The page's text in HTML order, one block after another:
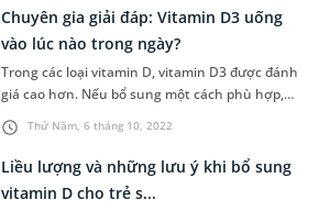
tăng cường sức đề kháng cho cơ thể. Để tìm
hiểu kỹ hơn vitamin D có tác dụng gì,
MEDLATEC sẽ cung cấp cho bạn thông ti...
Thứ Năm, 6 tháng 10, 2022
Chuyên gia giải đáp: Vitamin D3 uống
vào lúc nào trong ngày?
Trong các loại vitamin D, vitamin D3 được đánh
giá cao hơn. Nếu bổ sung một cách phù hợp,
loại vitamin này có thể mang lại nhiều lợi ích
sức khỏe, đặc biệt tốt cho da và xương. Vậy
vitamin D3 uống vào lúc nào trong ngày và cần
những lưu ý gì?
Liều lượng và những lưu ý khi bổ sung
vitamin D cho trẻ s...